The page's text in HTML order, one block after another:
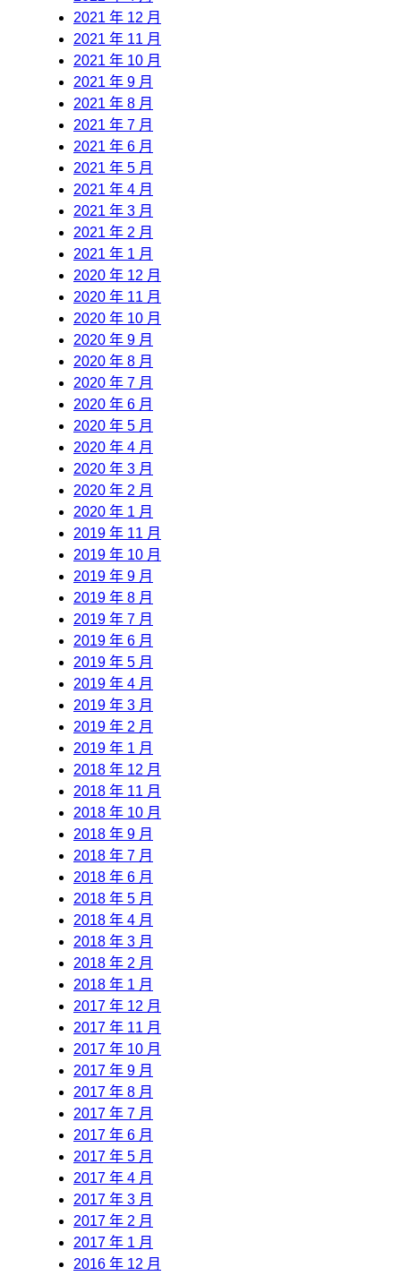
2021 年 12 月
2021 年 11 月
2021 年 10 月
2021 年 9 月
2021 年 8 月
2021 年 7 月
2021 年 6 月
2021 年 5 月
2021 年 4 月
2021 年 3 月
2021 年 2 月
2021 年 1 月
2020 年 12 月
2020 年 11 月
2020 年 10 月
2020 年 9 月
2020 年 8 月
2020 年 7 月
2020 年 6 月
2020 年 5 月
2020 年 4 月
2020 年 3 月
2020 年 2 月
2020 年 1 月
2019 年 11 月
2019 年 10 月
2019 年 9 月
2019 年 8 月
2019 年 7 月
2019 年 6 月
2019 年 5 月
2019 年 4 月
2019 年 3 月
2019 年 2 月
2019 年 1 月
2018 年 12 月
2018 年 11 月
2018 年 10 月
2018 年 9 月
2018 年 7 月
2018 年 6 月
2018 年 5 月
2018 年 4 月
2018 年 3 月
2018 年 2 月
2018 年 1 月
2017 年 12 月
2017 年 11 月
2017 年 10 月
2017 年 9 月
2017 年 8 月
2017 年 7 月
2017 年 6 月
2017 年 5 月
2017 年 4 月
2017 年 3 月
2017 年 2 月
2017 年 1 月
2016 年 12 月